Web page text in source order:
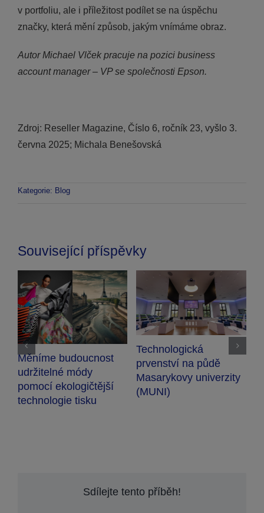
v portfoliu, ale i příležitost podílet se na úspěchu
značky, která mění způsob, jakým vnímáme obraz.
Autor Michael Vlček pracuje na pozici business
account manager – VP se společnosti Epson.
Zdroj: Reseller Magazine, Číslo 6, ročník 23, vyšlo 3.
června 2025; Michala Benešovská
Kategorie: Blog
Související příspěvky
Zářná cesta projektorů
– Matěj Kopecký
Marcel Divín (Epson):
Reselleři jsou partneři
na celý život